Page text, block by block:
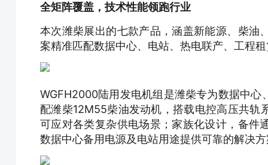
全矩阵覆盖，技术性能领跑行业
本次潍柴展出的七款产品，涵盖新能源、柴油
案精准匹配数据中心、电站、热电联产、工程
WGFH2000陆用发电机组是潍柴专为数据中
配潍柴12M55柴油发动机，搭载电控高压共轨
可应对各类复杂供电场景；家族化设计，备件
数据中心备用电源及电站用途提供可靠的解决